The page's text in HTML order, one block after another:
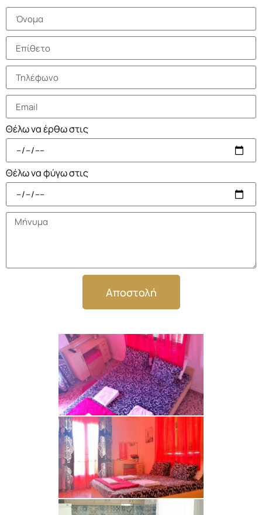
Θέλω να έρθω στις
Θέλω να φύγω στις
Αποστολή